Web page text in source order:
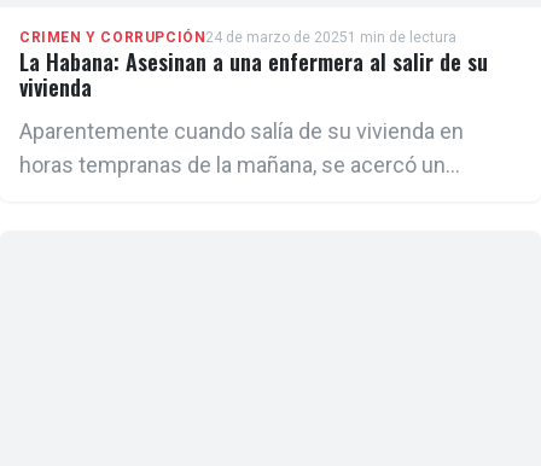
CRIMEN Y CORRUPCIÓN24 de marzo de 20251 min de lectura
La Habana: Asesinan a una enfermera al salir de su
vivienda
Aparentemente cuando salía de su vivienda en
horas tempranas de la mañana, se acercó un